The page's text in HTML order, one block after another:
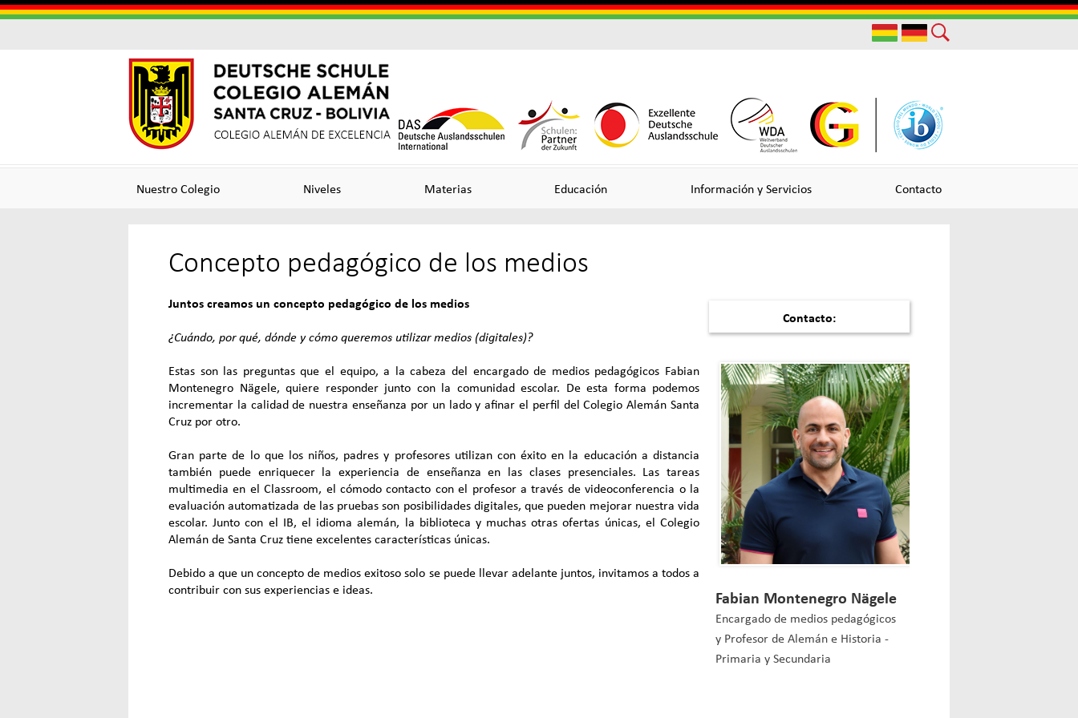
Skip
to
Colegio
Aleman
Cruz
Colegio
Alemán
Excelencia
Links
Nuestro Colegio Niveles Materias Educación Información y Servicios Contacto
Useful
Concepto pedagógico de los medios
Juntos creamos un concepto pedagógico de los medios
¿Cuándo, por qué, dónde y cómo queremos utilizar medios (digitales)?
Estas son las preguntas que el equipo, a la cabeza del encargado de medios pedagógicos Fabian
Montenegro Nägele, quiere responder junto con la comunidad escolar. De esta forma podemos
incrementar la calidad de nuestra enseñanza por un lado y afinar el perfil del Colegio Alemán Santa
Cruz por otro.
Gran parte de lo que los niños, padres y profesores utilizan con éxito en la educación a distancia
también puede enriquecer la experiencia de enseñanza en las clases presenciales. Las tareas
multimedia en el Classroom, el cómodo contacto con el profesor a través de videoconferencia o la
evaluación automatizada de las pruebas son posibilidades digitales, que pueden mejorar nuestra vida
escolar. Junto con el IB, el idioma alemán, la biblioteca y muchas otras ofertas únicas, el Colegio
Alemán de Santa Cruz tiene excelentes características únicas.
Debido a que un concepto de medios exitoso solo se puede llevar adelante juntos, invitamos a todos a
contribuir con sus experiencias e ideas.
Contacto:
Fabian Montenegro Nägele
Encargado de medios pedagógicos
y Profesor de Alemán e Historia -
Primaria y Secundaria